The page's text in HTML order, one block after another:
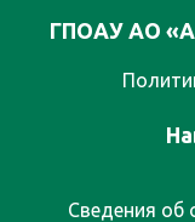
ГПОАУ АО
Сведения об